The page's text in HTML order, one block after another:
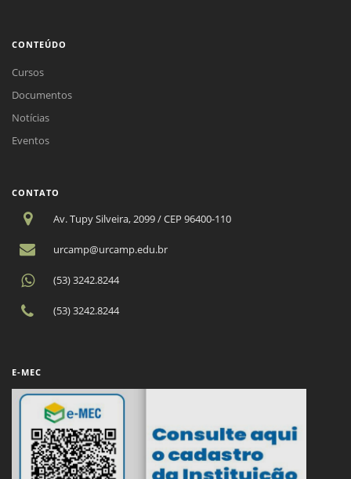
CONTEÚDO
Cursos
Documentos
Notícias
Eventos
CONTATO
Av. Tupy Silveira, 2099 / CEP 96400-110
urcamp@urcamp.edu.br
(53) 3242.8244
(53) 3242.8244
E-MEC